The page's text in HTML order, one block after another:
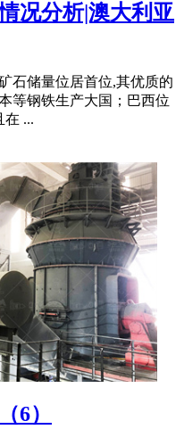
况分析|澳大利亚
石储量位居首位,其优质的
等钢铁生产大国；巴西位
在 ...
6）